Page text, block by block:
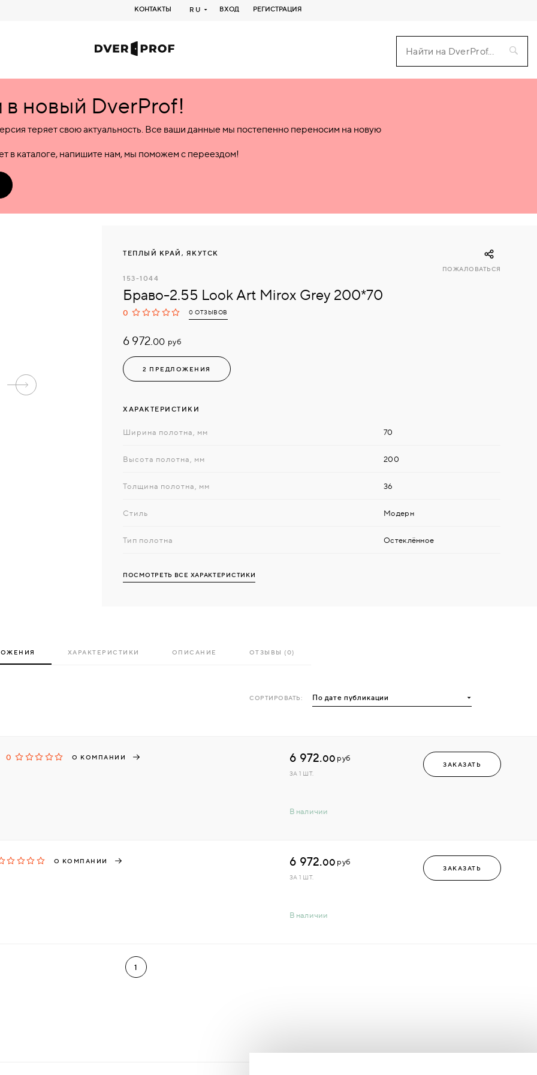
КОНТАКТЫ RU ВХОД РЕГИСТРАЦИЯ
новый DverProf!
теряет свою актуальность. Все ваши данные мы постепенно переносим на новую
в каталоге, напишите нам, мы поможем с переездом!
ТЕПЛЫЙ КРАЙ, ЯКУТСК
153-1044
Браво-2.55 Look Art Mirox Grey 200*70
0 0 ОТЗЫВОВ
6 972.00 руб
2 ПРЕДЛОЖЕНИЯ
ПОЖАЛОВАТЬСЯ
ХАРАКТЕРИСТИКИ
Ширина полотна, мм 70
Высота полотна, мм 200
Толщина полотна, мм 36
Стиль Модерн
Тип полотна Остеклённое
ПОСМОТРЕТЬ ВСЕ ХАРАКТЕРИСТИКИ
ХАРАКТЕРИСТИКИ ОПИСАНИЕ ОТЗЫВЫ (0)
СОРТИРОВАТЬ:
0 О КОМПАНИИ
В наличии
6 972.00 руб
ЗА 1 ШТ.
ЗАКАЗАТЬ
О КОМПАНИИ
В наличии
6 972.00 руб
ЗА 1 ШТ.
ЗАКАЗАТЬ
1